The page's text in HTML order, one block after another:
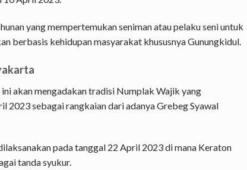
yang mempertemukan seniman atau pelaku seni untuk
berbasis kehidupan masyarakat khususnya Gunungkidul.
akan mengadakan tradisi Numplak Wajik yang
2023 sebagai rangkaian dari adanya Grebeg Syawal
pada tanggal 22 April 2023 di mana Keraton
tanda syukur.